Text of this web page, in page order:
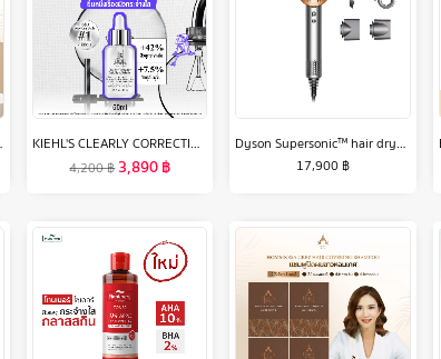
1 ซอง
KIEHL'S CLEARLY CORRECTIVE DARK SPOT SOLUTION 50ML คีลส์ เคลียร์ลี่ คอเรคทีฟ ดาร์ก สปอต โซลูชั่น เซรั่มปรับสีผิวให้สม่ำเสมอ ลดเลือนจุดด่างดำ
4,200฿ 3,890฿
Dyson Supersonic™ hair dryer HD15 (Nickel/Copper) ไดร์เป่าผม สีนิกเกิล/ริชคอปเปอร์
17,900 ฿